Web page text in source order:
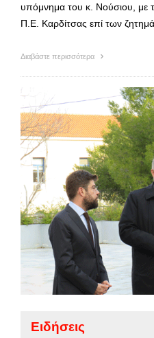
υπόμνημα του κ. Νούσιου, με
Π.Ε. Καρδίτσας επί των
Διαβάστε περισσότερα
Ειδήσεις